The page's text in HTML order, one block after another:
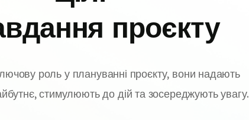
проєкту
роль у плануванні проєкту, вони надають
стимулюють до дій та зосереджують увагу.